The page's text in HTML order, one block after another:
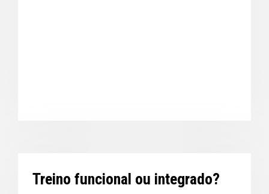
Treino funcional ou integrado?